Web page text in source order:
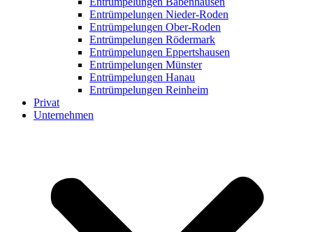
Entrümpelungen Nieder-Roden
Entrümpelungen Ober-Roden
Entrümpelungen Rödermark
Entrümpelungen Eppertshausen
Entrümpelungen Münster
Entrümpelungen Hanau
Entrümpelungen Reinheim
Privat
Unternehmen